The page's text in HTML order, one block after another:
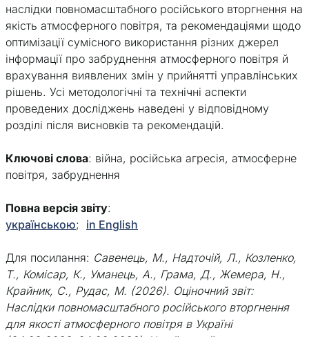
наслідки повномасштабного російського вторгнення на
якість атмосферного повітря, та рекомендаціями щодо
оптимізації сумісного використання різних джерел
інформації про забруднення атмосферного повітря й
врахування виявлених змін у прийнятті управлінських
рішень. Усі методологічні та технічні аспекти
проведених досліджень наведені у відповідному
розділі після висновків та рекомендацій.
Ключові слова: війна, російська агресія, атмосферне
повітря, забруднення
Повна версія звіту:
українською; in English
Для посилання: Савенець, М., Надточій, Л., Козленко,
Т., Комісар, К., Уманець, А., Грама, Д., Жемера, Н.,
Крайник, С., Рудас, М. (2026). Оціночний звіт:
Наслідки повномасштабного російського вторгнення
для якості атмосферного повітря в Україні